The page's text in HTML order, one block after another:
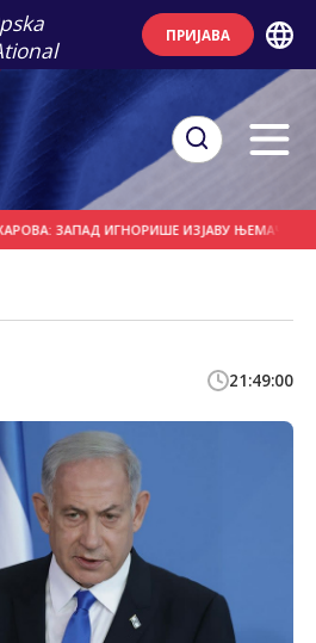
ПРИЈАВА
ЗАПАД ИГНОРИШЕ ИЗЈАВУ ЊЕМАЧКОГ
21:49:00